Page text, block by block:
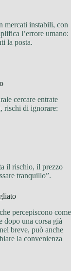
mercati instabili, con
l’errore umano:
la posta.
cercare entrate
rischi di ignorare:
il rischio, il prezzo
tranquillo”.
percepiscono come
dopo una corsa già
breve, può anche
la convenienza